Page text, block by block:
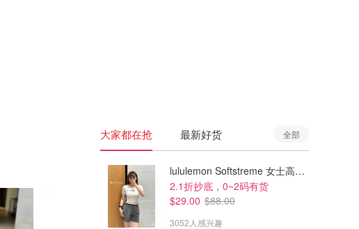
大家都在抢 最新好货 全部
lululemon Softstreme 女士高腰短裤 10cm
2.1折抄底，0~2码有货
$29.00 $88.00
3052人感兴趣